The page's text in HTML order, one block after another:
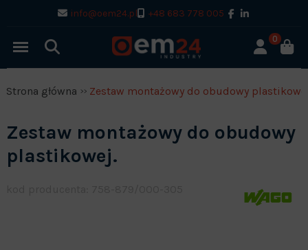
info@oem24.pl +48 683 778 005
0
Strona główna Zestaw montażowy do obudowy
Zestaw montażowy do obudowy
plastikowej.